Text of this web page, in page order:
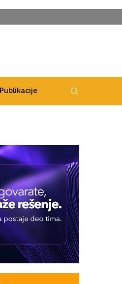
Publikacije